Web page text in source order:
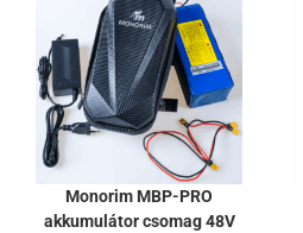
Monorim MBP-PRO
akkumulátor csomag 48V